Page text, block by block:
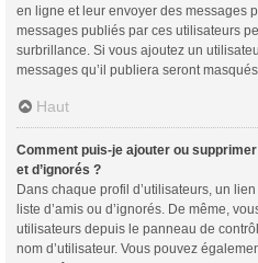
en ligne et leur envoyer des messages
messages publiés par ces utilisateurs
surbrillance. Si vous ajoutez un
messages qu’il publiera seront
Haut
Comment puis-je ajouter ou
et d’ignorés ?
Dans chaque profil d’utilisateurs, un
liste d’amis ou d’ignorés. De même,
utilisateurs depuis le panneau de
nom d’utilisateur. Vous pouvez